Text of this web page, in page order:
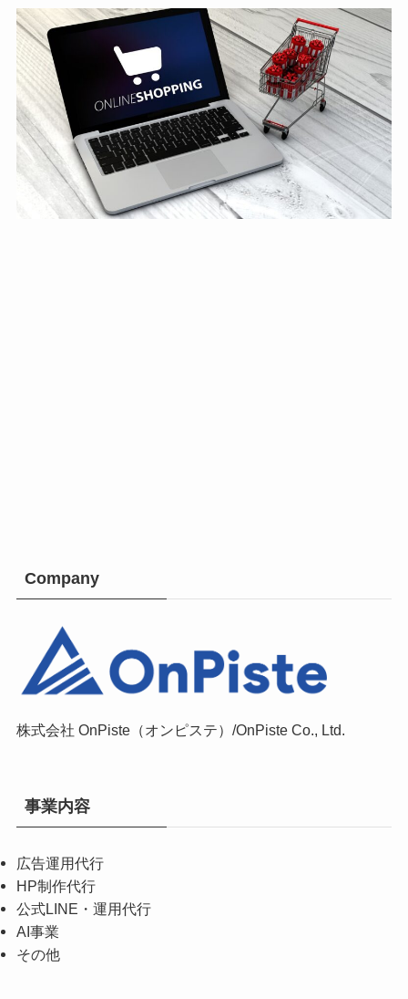
Company
株式会社 OnPiste（オンピステ）/OnPiste Co., Ltd.
事業内容
広告運用代行
HP制作代行
公式LINE・運用代行
AI事業
その他